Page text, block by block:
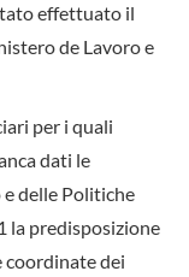
effettuato il
de Lavoro e
per i quali
dati le
delle Politiche
la predisposizione
coordinate dei